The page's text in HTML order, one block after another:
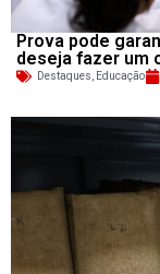
Prova pode
deseja fazer um
Destaques Educação